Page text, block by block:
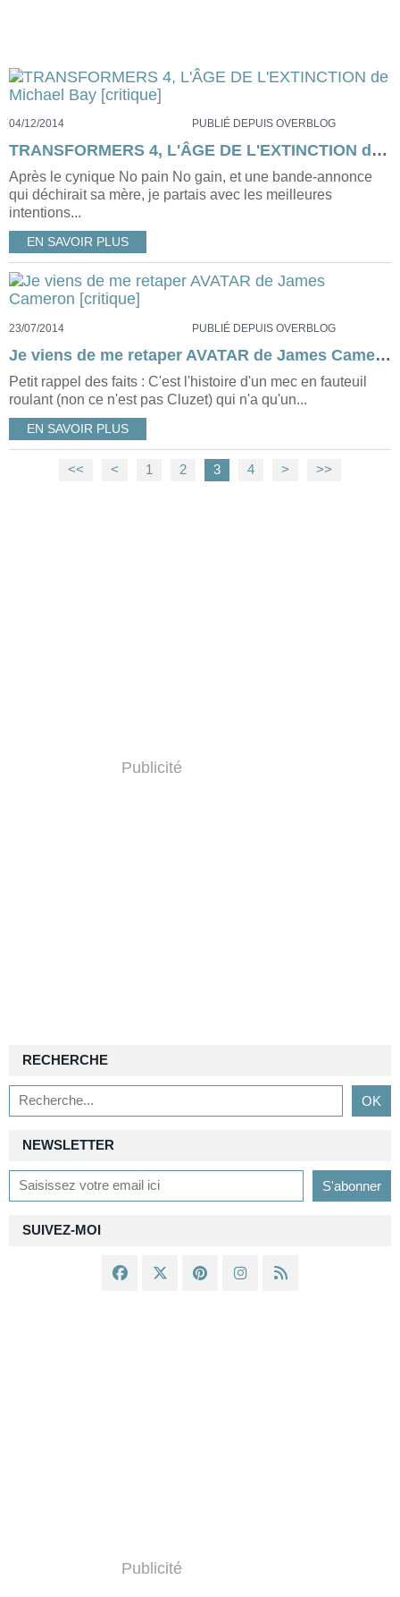
04/12/2014 PUBLIÉ DEPUIS OVERBLOG
TRANSFORMERS 4, L'ÂGE DE L'EXTINCTION de Michael Bay [critique]
Après le cynique No pain No gain, et une bande-annonce
qui déchirait sa mère, je partais avec les meilleures
intentions...
EN SAVOIR PLUS
23/07/2014 PUBLIÉ DEPUIS OVERBLOG
Je viens de me retaper AVATAR de James Cameron [critique]
Petit rappel des faits : C'est l'histoire d'un mec en fauteuil
roulant (non ce n'est pas Cluzet) qui n'a qu'un...
EN SAVOIR PLUS
<< < 1 2 3 4 > >>
Publicité
NEWSLETTER
SUIVEZ-MOI
RECHERCHE
Publicité